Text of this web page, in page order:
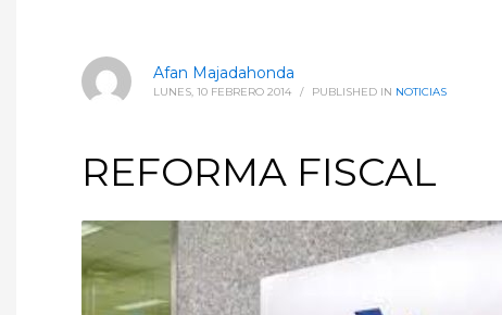
Afan Majadahonda
LUNES, 10 FEBRERO 2014 / PUBLISHED IN NOTICIAS
REFORMA FISCAL